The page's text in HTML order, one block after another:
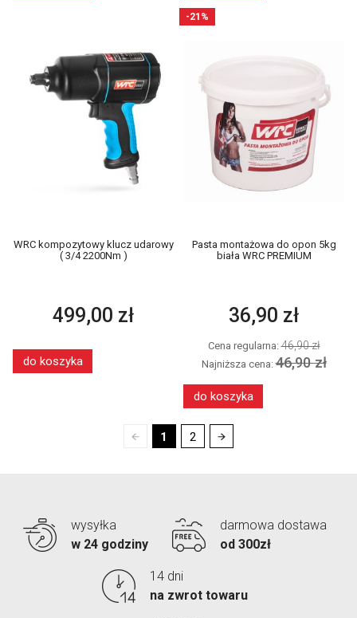
WRC kompozytowy klucz udarowy
( 3/4 2200Nm )
499,00 zł
do koszyka
Pasta montażowa do opon 5kg
biała WRC PREMIUM
36,90 zł
Cena regularna:46,90 zł
Najniższa cena:46,90 zł
do koszyka
-21%
1 2
wysyłka
w 24 godziny
darmowa dostawa
od 300zł
14 dni
na zwrot towaru